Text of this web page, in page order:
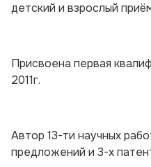
детский и взрослый
Присвоена первая
2011г.
Автор 13-ти научных
предложений и 3-х